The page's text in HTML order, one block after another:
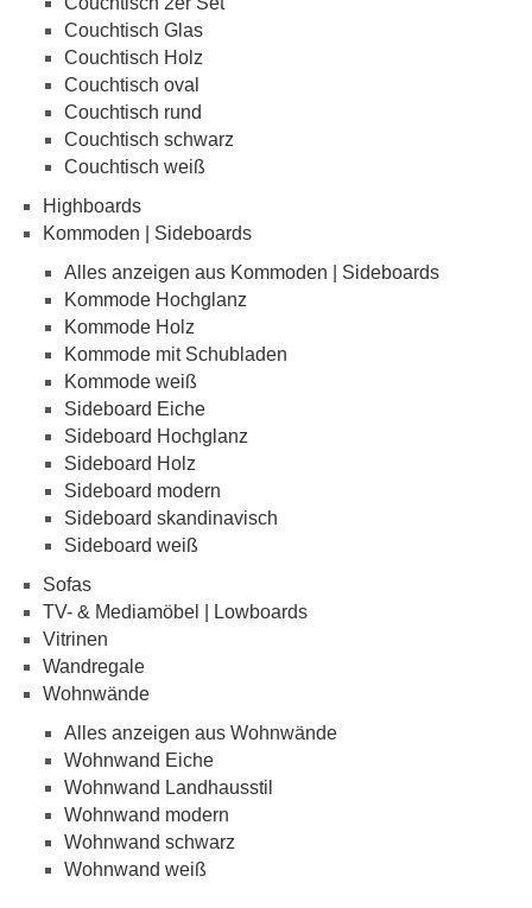
Couchtisch Glas
Couchtisch Holz
Couchtisch oval
Couchtisch rund
Couchtisch schwarz
Couchtisch weiß
Highboards
Kommoden | Sideboards
Alles anzeigen aus Kommoden | Sideboards
Kommode Hochglanz
Kommode Holz
Kommode mit Schubladen
Kommode weiß
Sideboard Eiche
Sideboard Hochglanz
Sideboard Holz
Sideboard modern
Sideboard skandinavisch
Sideboard weiß
Sofas
TV- & Mediamöbel | Lowboards
Vitrinen
Wandregale
Wohnwände
Alles anzeigen aus Wohnwände
Wohnwand Eiche
Wohnwand Landhausstil
Wohnwand modern
Wohnwand schwarz
Wohnwand weiß